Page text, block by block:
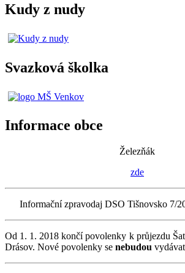
Kudy z nudy
Svazková školka
Informace obce
Železňák
zde
Informační zpravodaj DSO Tišnovsko 7/
Od 1. 1. 2018 končí povolenky k průjezdu
Drásov. Nové povolenky se nebudou